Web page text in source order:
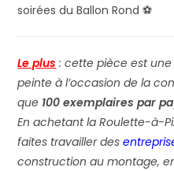
soirées du Ballon Rond ⚽
Le plus : cette pièce est
peinte à l’occasion de la
que 100 exemplaires par
En achetant la Roulette-à-
faites travailler des
construction au montage,